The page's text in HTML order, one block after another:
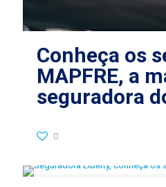
Conheça os
MAPFRE, a
seguradora
0